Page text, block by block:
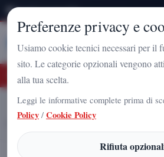
Venerdì 7 Agosto 2026
StampaCampania
Nazionale a Caserta: l'uomo che sta
Home
Articoli
Arnaldo Gadola, protagonista di un percorso
Preferenze privacy e
Usiamo cookie tecnici necessari per il
sito. Le categorie opzionali vengono
alla tua scelta.
Leggi le informative complete prima di
Policy / Cookie Policy
Rifiuta